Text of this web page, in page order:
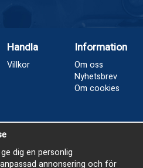
Handla
Villkor
Information
Om oss
Nyhetsbrev
Om cookies
dig en personlig
annonsering och för